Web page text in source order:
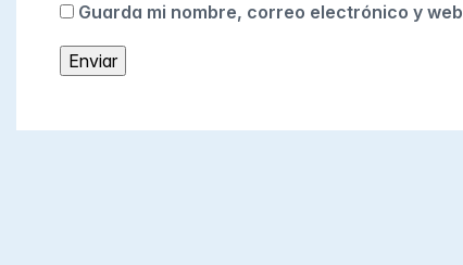
Guarda mi nombre, correo electrónico y